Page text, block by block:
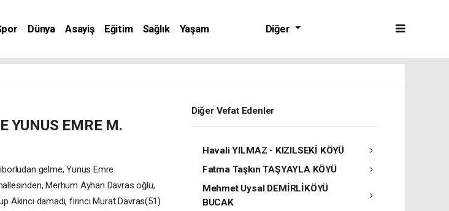
Dünya Asayiş Eğitim Sağlık
Yaşam
Diğer
YUNUS EMRE M.
gelme, Yunus Emre
Merhum Ayhan Davras oğlu,
Akıncı damadı, fırıncı Murat Davras(51)
Diğer Vefat Edenler
Havali YILMAZ - KIZILSEKİ KÖYÜ
Fatma Taşkın TAŞYAYLA KÖYÜ
Mehmet Uysal DEMİRLİKÖYÜ
BUCAK